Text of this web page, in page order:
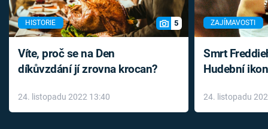
HISTORIE 5
Víte, proč se na Den
díkůvzdání jí zrovna krocan?
24. listopadu 2022 13:40
ZAJÍMAVOSTI
Smrt
Hudební
léky
24. listopadu